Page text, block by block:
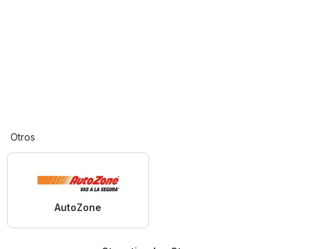
Otros
AutoZone